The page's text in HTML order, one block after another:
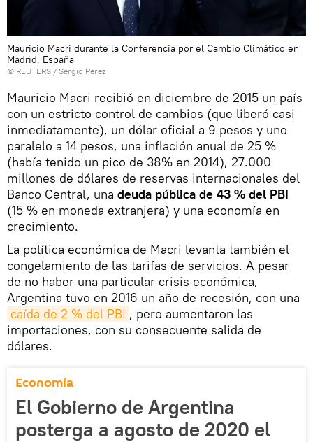
Mauricio Macri durante la Conferencia por el Cambio Climático en
Madrid, España
© REUTERS / Sergio Perez
Mauricio Macri recibió en diciembre de 2015 un país
con un estricto control de cambios (que liberó casi
inmediatamente), un dólar oficial a 9 pesos y uno
paralelo a 14 pesos, una inflación anual de 25 %
(había tenido un pico de 38% en 2014), 27.000
millones de dólares de reservas internacionales del
Banco Central, una deuda pública de 43 % del PBI
(15 % en moneda extranjera) y una economía en
crecimiento.
La política económica de Macri levanta también el
congelamiento de las tarifas de servicios. A pesar
de no haber una particular crisis económica,
Argentina tuvo en 2016 un año de recesión, con una
caída de 2 % del PBI , pero aumentaron las
importaciones, con su consecuente salida de
dólares.
Economía
El Gobierno de Argentina
posterga a agosto de 2020 el